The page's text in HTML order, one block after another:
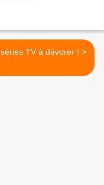
Des séries TV à dévorer ! >